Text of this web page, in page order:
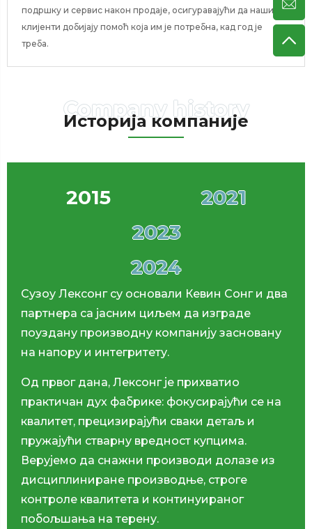
подршку и сервис након продаје, осигуравајући да наши
клијенти добијају помоћ која им је потребна, кад год је
треба.
Историја компаније
2015
2021
2023
2024
Сузоу Лексонг су основали Кевин Сонг и два
партнера са јасним циљем да изграде
поуздану производну компанију засновану
на напору и интегритету.
Од првог дана, Лексонг је прихватио
практичан дух фабрике: фокусирајући се на
квалитет, прецизирајући сваки детаљ и
пружајући стварну вредност купцима.
Верујемо да снажни производи долазе из
дисциплиниране производње, строге
контроле квалитета и континуираног
побољшања на терену.